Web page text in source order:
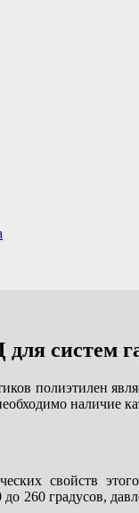
систем
полиэтилен
наличие
свойств
260 градусов,